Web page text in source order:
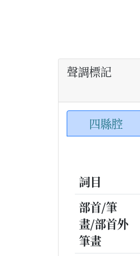
聲調標記
四縣腔
詞目
部首/筆
畫/部首外
筆畫